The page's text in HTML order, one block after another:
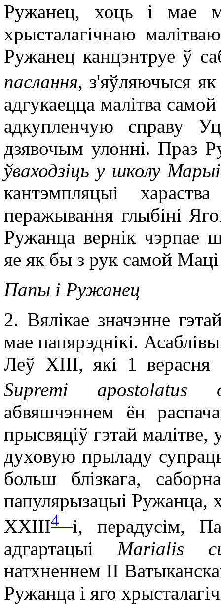
Ружанец, хоць і мае
хрысталагічнаю
Ружанец канцэнтруе ў
паслання, з'яўляючыся
адгукаецца малітва
адкупленчую справу
дзявочым улонні. Праз
ўваходзіць у школу Марыі
кантэмпляцыі
перажывання глыбіні
Ружанца вернік чэрпае
яе як бы з рук самой
Папы і Ружанец
2. Вялікае значэнне
мае папярэднікі.
Леў XIII, які 1 верасня
Supremi apostolatus
абвяшчэннем ён
прысвяціў гэтай
духовую прыладу
больш блізкага,
папулярызацыі Ружанца,
XXIII4 і, перадусім,
адгартацыі Marialis
натхненнем ІІ
Ружанца і яго